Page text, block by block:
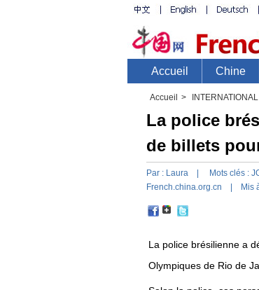
Accueil > INTERNATIONAL
La police
de billets
Par : Laura | Mots clés :
French.china.org.cn | Mis à
La police brésilienne a
Olympiques de Rio de